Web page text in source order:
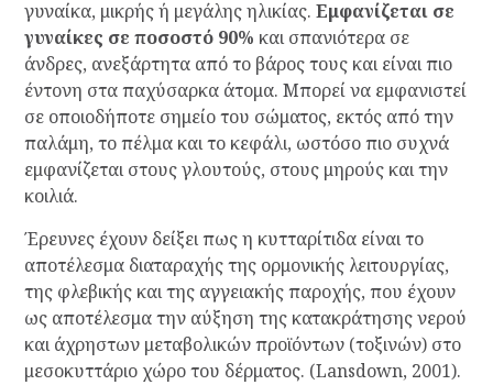
γυναίκα, μικρής ή μεγάλης ηλικίας. Εμφανίζεται σε
γυναίκες σε ποσοστό 90% και σπανιότερα σε
άνδρες, ανεξάρτητα από το βάρος τους και είναι πιο
έντονη στα παχύσαρκα άτομα. Μπορεί να εμφανιστεί
σε οποιοδήποτε σημείο του σώματος, εκτός από την
παλάμη, το πέλμα και το κεφάλι, ωστόσο πιο συχνά
εμφανίζεται στους γλουτούς, στους μηρούς και την
κοιλιά.
Έρευνες έχουν δείξει πως η κυτταρίτιδα είναι το
αποτέλεσμα διαταραχής της ορμονικής λειτουργίας,
της φλεβικής και της αγγειακής παροχής, που έχουν
ως αποτέλεσμα την αύξηση της κατακράτησης νερού
και άχρηστων μεταβολικών προϊόντων (τοξινών) στο
μεσοκυττάριο χώρο του δέρματος. (Lansdown, 2001).